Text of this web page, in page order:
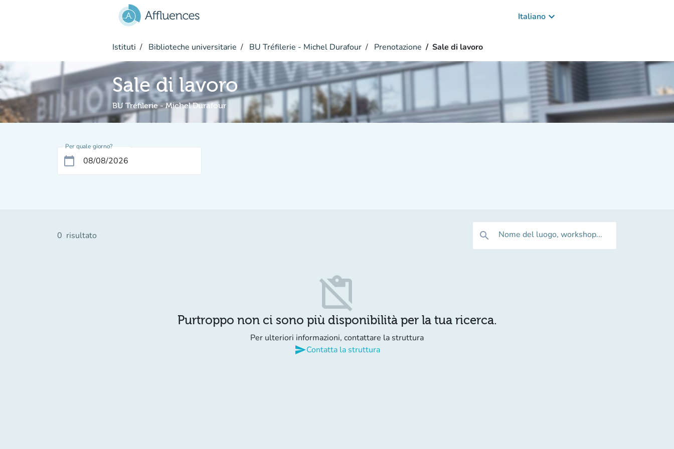
Italiano keyboard_arrow_down
Istituti Biblioteche universitarie BU Tréfilerie - Michel Durafour Prenotazione Sale di lavoro
Sale di lavoro
BU Tréfilerie - Michel Durafour
Per quale giorno?
calendar_today
0 risultato search Nome del luogo, workshop...
content_paste_off
Purtroppo non ci sono più disponibilità per la tua ricerca.
Per ulteriori informazioni, contattare la struttura
sendContatta la struttura